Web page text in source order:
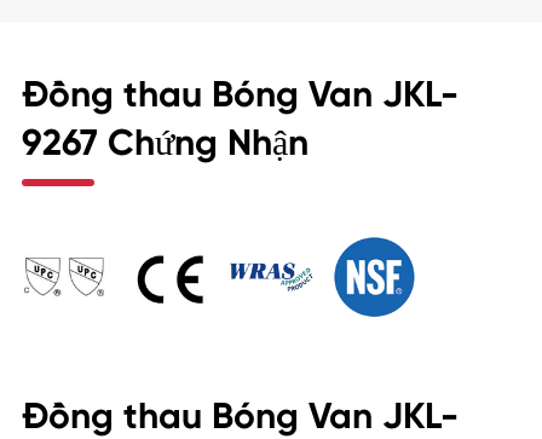
Đồng thau Bóng Van JKL-
9267 Chứng Nhận
Đồng thau Bóng Van JKL-